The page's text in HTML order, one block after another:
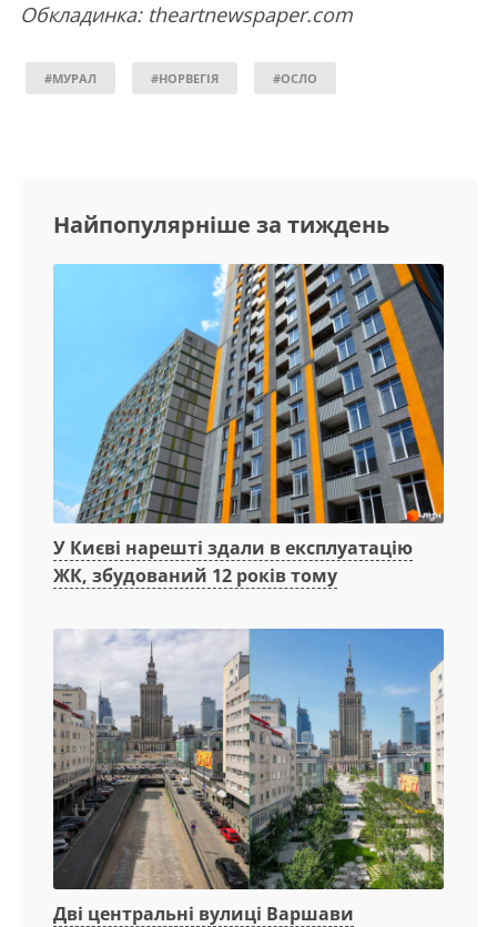
Обкладинка: theartnewspaper.com
#МУРАЛ #НОРВЕГІЯ #ОСЛО
Найпопулярніше за тиждень
У Києві нарешті здали в експлуатацію
ЖК, збудований 12 років тому
Дві центральні вулиці Варшави